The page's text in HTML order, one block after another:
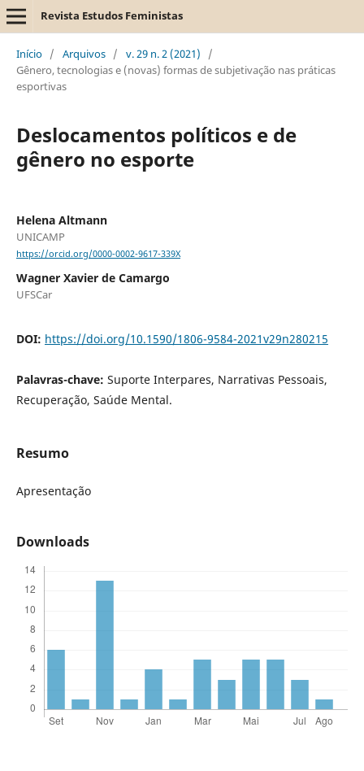
Revista Estudos Feministas
Início / Arquivos / v. 29 n. 2 (2021)
/
Gênero, tecnologias e (novas) formas de subjetivação nas práticas
esportivas
Deslocamentos políticos e de
gênero no esporte
Helena Altmann
UNICAMP
https://orcid.org/0000-0002-9617-339X
Wagner Xavier de Camargo
UFSCar
DOI: https://doi.org/10.1590/1806-9584-2021v29n280215
Palavras-chave: Suporte Interpares, Narrativas Pessoais,
Recuperação, Saúde Mental.
Resumo
Apresentação
Downloads